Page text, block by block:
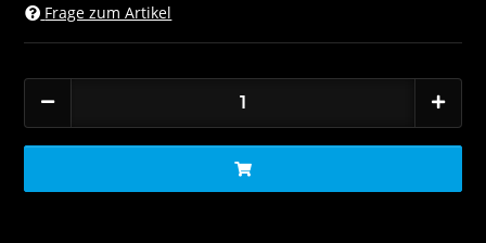
Frage zum Artikel